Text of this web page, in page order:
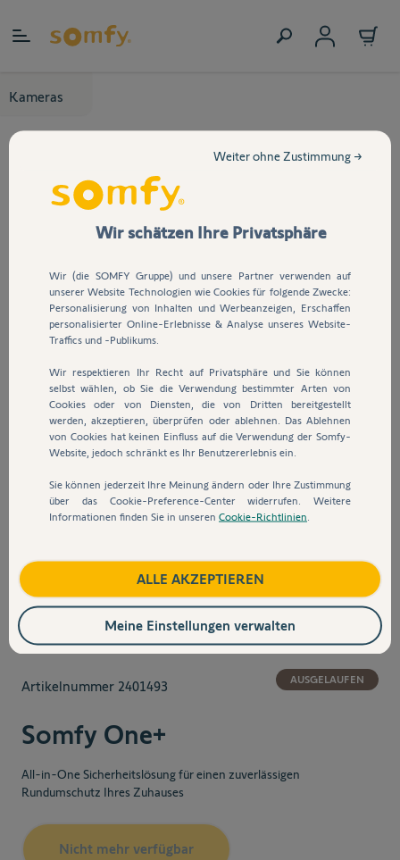
Kameras
View larger imageView larger imageView larger imageView larger
AUSGELAUFEN
Artikelnummer 2401493
Somfy One+
All-in-One Sicherheitslösung für einen zuverlässigen
Rundumschutz Ihres Zuhauses
Nicht mehr verfügbar
Wir schätzen Ihre Privatsphäre
Wir (die SOMFY Gruppe) und unsere Partner verwenden auf
unserer Website Technologien wie Cookies für folgende Zwecke:
Personalisierung von Inhalten und Werbeanzeigen, Erschaffen
personalisierter Online-Erlebnisse & Analyse unseres Website-
Traffics und -Publikums.
Wir respektieren Ihr Recht auf Privatsphäre und Sie können
selbst wählen, ob Sie die Verwendung bestimmter Arten von
Cookies oder von Diensten, die von Dritten bereitgestellt
werden, akzeptieren, überprüfen oder ablehnen. Das Ablehnen
von Cookies hat keinen Einfluss auf die Verwendung der Somfy-
Website, jedoch schränkt es Ihr Benutzererlebnis ein.
Sie können jederzeit Ihre Meinung ändern oder Ihre Zustimmung
über das Cookie-Preference-Center widerrufen. Weitere
Informationen finden Sie in unseren Cookie-Richtlinien
Weiter ohne Zustimmung →
ALLE AKZEPTIEREN
Meine Einstellungen verwalten